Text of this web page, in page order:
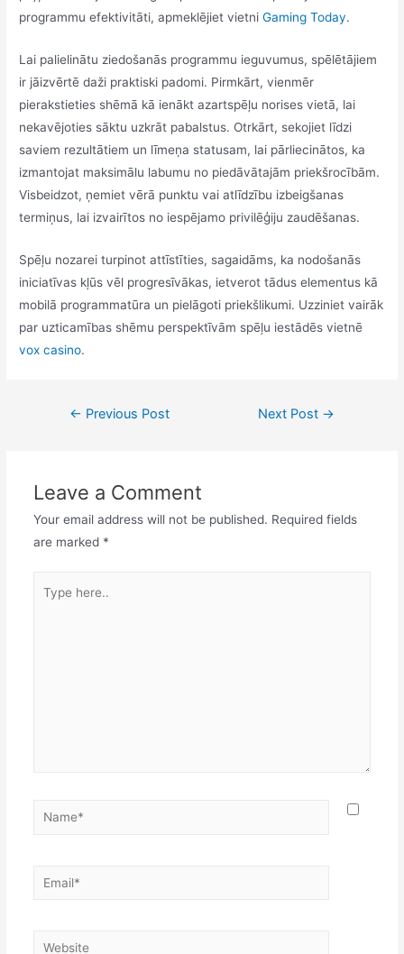
programmu efektivitāti, apmeklējiet vietniGaming Today.
Lai palielinātu ziedošanās programmu ieguvumus, spēlētājiem
ir jāizvērtē daži praktiski padomi. Pirmkārt, vienmēr
pierakstieties shēmā kā ienākt azartspēļu norises vietā, lai
nekavējoties sāktu uzkrāt pabalstus. Otrkārt, sekojiet līdzi
saviem rezultātiem un līmeņa statusam, lai pārliecinātos, ka
izmantojat maksimālu labumu no piedāvātajām priekšrocībām.
Visbeidzot, ņemiet vērā punktu vai atlīdzību izbeigšanas
termiņus, lai izvairītos no iespējamo privilēģiju zaudēšanas.
Spēļu nozarei turpinot attīstīties, sagaidāms, ka nodošanās
iniciatīvas kļūs vēl progresīvākas, ietverot tādus elementus kā
mobilā programmatūra un pielāgoti priekšlikumi. Uzziniet vairāk
par uzticamības shēmu perspektīvām spēļu iestādēs vietnē
vox casino.
← Previous Post Next Post →
Leave a Comment
Your email address will not be published. Required fields
are marked *